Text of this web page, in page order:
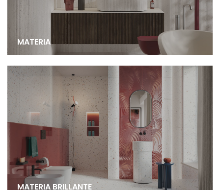
MATERIA
MATERIA BRILLANTE